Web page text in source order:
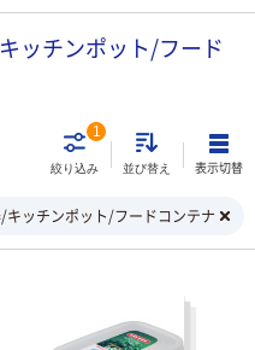
ッチンポット/フード
絞り込み
1
並び替え 表示切替
キッチンポット/フードコンテナ